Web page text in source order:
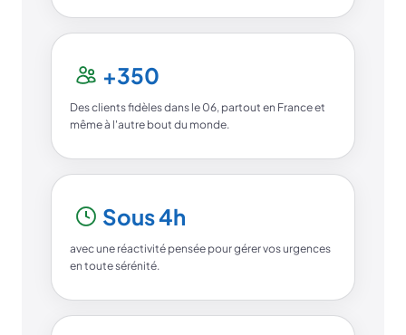
+350
Des clients fidèles dans le 06, partout en France et
même à l'autre bout du monde.
Sous 4h
avec une réactivité pensée pour gérer vos urgences
en toute sérénité.